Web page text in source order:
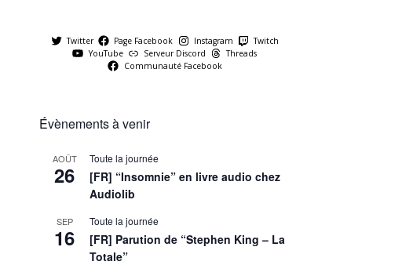
Twitter Page Facebook Instagram
Twitch
YouTube
Serveur Discord
Threads
Communauté Facebook
Évènements à venir
AOÛT
26
Toute la journée
[FR] “Insomnie” en livre audio chez
Audiolib
SEP
16
Toute la journée
[FR] Parution de “Stephen King – La
Totale”